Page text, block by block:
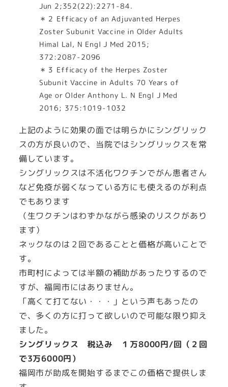
Jun 2;352(22):2271-84.
＊２ Efficacy of an Adjuvanted Herpes
Zoster Subunit Vaccine in Older Adults
Himal Lal, N Engl J Med 2015;
372:2087-2096
＊３ Efficacy of the Herpes Zoster
Subunit Vaccine in Adults 70 Years of
Age or Older Anthony L. N Engl J Med
2016; 375:1019-1032
上記のように効果の面では明らかにシングリック
スの方が良いので、当院ではシングリックスを常
備しています。
シングリックスは不活化ワクチンでがん患者さん
など免疫が弱くなっている方にも使えるのが利点
でもあります
（生ワクチンはわずかながら感染のリスクがあり
ます）
ネックなのは２回であることと価格が高いことで
す。
市町村によっては半額の補助があったりするので
すが、福岡市にはありません。
「高くて打てない・・・」という声もあったの
で、多くの方に打って欲しいので可能な限り抑え
ました。
シングリックス
税込み １万8000円/回（２回
で3万6000円）
福岡市が助成を開始するまでこの価格で提供しま